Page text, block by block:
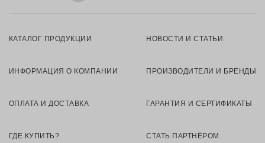
КАТАЛОГ ПРОДУКЦИИ НОВОСТИ И СТАТЬИ
ИНФОРМАЦИЯ О КОМПАНИИ ПРОИЗВОДИТЕЛИ И БРЕНДЫ
ОПЛАТА И ДОСТАВКА ГАРАНТИЯ И СЕРТИФИКАТЫ
ГДЕ КУПИТЬ? СТАТЬ ПАРТНЁРОМ